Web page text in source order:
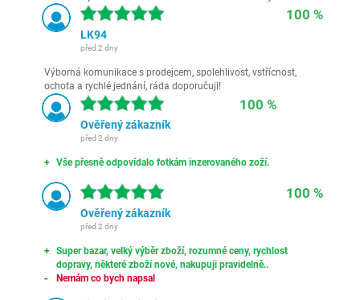
100 %
LK94
před 2 dny
Výborná komunikace s prodejcem, spolehlivost, vstřícnost,
ochota a rychlé jednání, ráda doporučuji!
100 %
Ověřený zákazník
před 2 dny
Vše přesně odpovídalo fotkám inzerovaného zoží.
100 %
Ověřený zákazník
před 2 dny
Super bazar, velký výběr zboží, rozumné ceny, rychlost
dopravy, některé zboží nové, nakupuji pravidelně..
Nemám co bych napsal